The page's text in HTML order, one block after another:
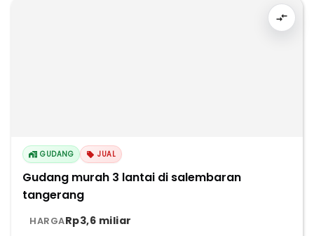
GUDANG JUAL
Gudang murah 3 lantai di salembaran
tangerang
HARGARp3,6 miliar